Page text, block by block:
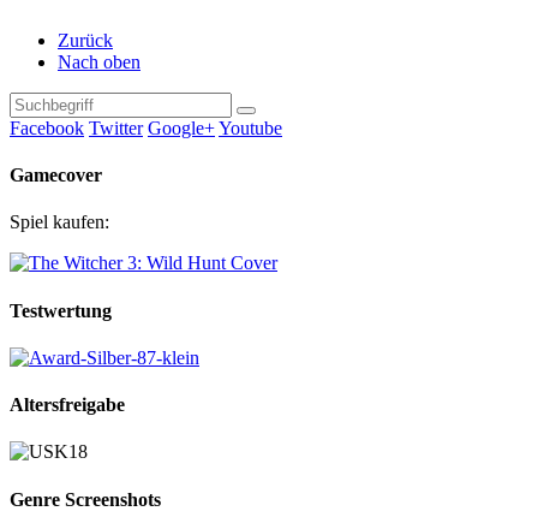
Zurück
Nach oben
Facebook Twitter Google+Youtube
Gamecover
Spiel kaufen:
Testwertung
Altersfreigabe
Genre Screenshots